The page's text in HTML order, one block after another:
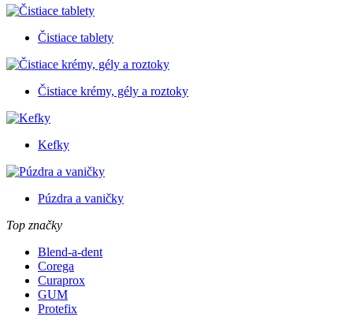
Čistiace tablety
Čistiace krémy, gély a roztoky
Kefky
Púzdra a vaničky
Top značky
Blend-a-dent
Corega
Curaprox
GUM
Protefix